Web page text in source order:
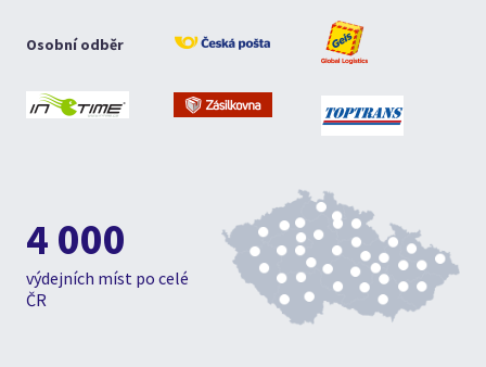
Osobní odběr
4 000
výdejních míst po celé
ČR